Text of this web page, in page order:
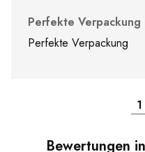
Perfekte Verpackung
Perfekte Verpackung
1
Bewertungen